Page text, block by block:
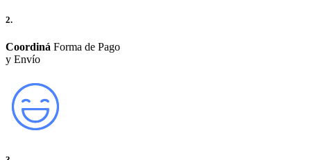
2.
Coordiná Forma de Pago
y Envío